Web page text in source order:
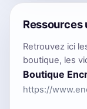
Ressources
Retrouvez ici
boutique, les
Boutique
https://